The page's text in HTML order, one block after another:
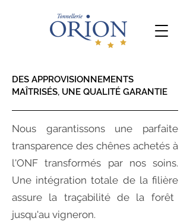
DES APPROVISIONNEMENTS
MAÎTRISÉS, UNE QUALITÉ GARANTIE
Nous garantissons une parfaite
transparence des chênes achetés à
l'ONF transformés par nos soins.
Une intégration totale de la filière
assure la traçabilitéde la forêt
jusqu'au vigneron.